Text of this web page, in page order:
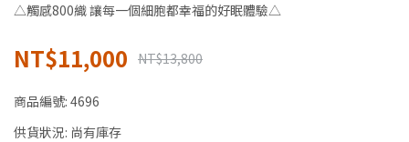
△觸感800織 讓每一個細胞都幸福的好眠體驗△
NT$11,000 NT$13,800
商品編號: 4696
供貨狀況: 尚有庫存